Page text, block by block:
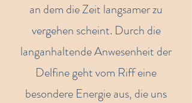
an dem die Zeit langsamer zu
vergehen scheint. Durch die
langanhaltende Anwesenheit der
Delfine geht vom Riff eine
besondere Energie aus, die uns